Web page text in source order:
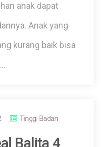
anak dapat
Anak yang
kurang baik bisa
Tinggi Badan
Balita 4